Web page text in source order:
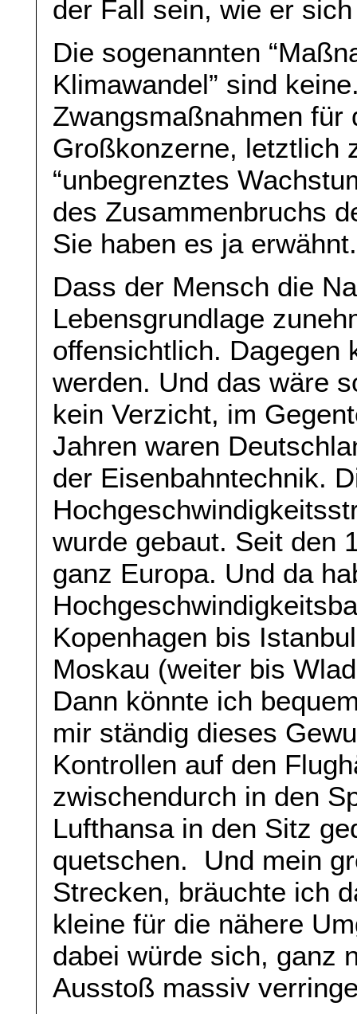
der Fall sein, wie er
Die sogenannten
Klimawandel” sind
Zwangsmaßnahmen
Großkonzerne, letztlich
“unbegrenztes
des Zusammenbruchs
Sie haben es ja erwähnt.
Dass der Mensch die
Lebensgrundlage
offensichtlich. Dagegen
werden. Und das wäre
kein Verzicht, im
Jahren waren
der Eisenbahntechnik.
wurde gebaut. Seit den
ganz Europa. Und da
Kopenhagen bis
Moskau (weiter bis
Dann könnte ich
mir ständig dieses
Kontrollen auf den
zwischendurch in den
Lufthansa in den Sitz
quetschen. Und mein
Strecken, bräuchte ich
kleine für die nähere
dabei würde sich, ganz
Ausstoß massiv